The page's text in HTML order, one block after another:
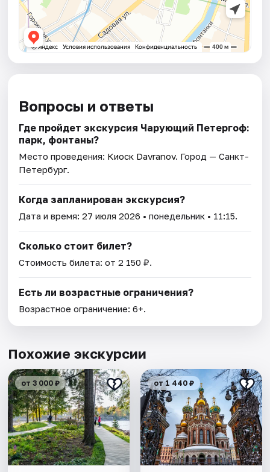
Вопросы и ответы
Где пройдет экскурсия Чарующий Петергоф:
парк, фонтаны?
Место проведения: Киоск Davranov. Город — Санкт-
Петербург.
Когда запланирован экскурсия?
Дата и время:27 июля 2026 • понедельник • 11:15.
Сколько стоит билет?
Стоимость билета: от 2 150 ₽.
Есть ли возрастные ограничения?
Возрастное ограничение: 6+.
Похожие экскурсии
от 3 000 ₽ от 1 440 ₽